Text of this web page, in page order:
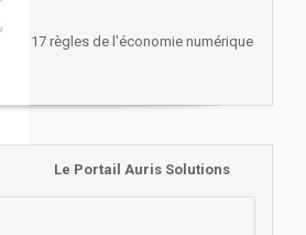
17 règles de l'économie numérique
Le Portail Auris Solutions